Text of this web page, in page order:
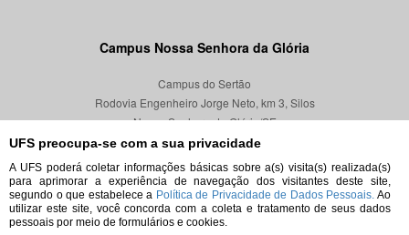
UFS preocupa-se com a sua privacidade
A UFS poderá coletar informações básicas sobre a(s) visita(s) realizada(s)
para aprimorar a experiência de navegação dos visitantes deste site,
segundo o que estabelece a Política de Privacidade de Dados Pessoais. Ao
utilizar este site, você concorda com a coleta e tratamento de seus dados
pessoais por meio de formulários e cookies.
Campus Nossa Senhora da Glória
Campus do Sertão
Rodovia Engenheiro Jorge Neto, km 3, Silos
Nossa Senhora da Glória/SE
CEP 49680-000
Localização